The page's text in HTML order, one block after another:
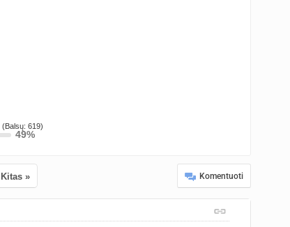
(Balsų: 619)
49%
Kitas » Komentuoti